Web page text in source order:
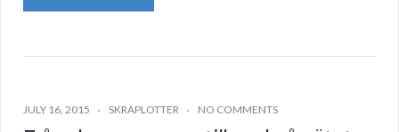
JULY 16, 2015 SKRAPLOTTER NO COMMENTS